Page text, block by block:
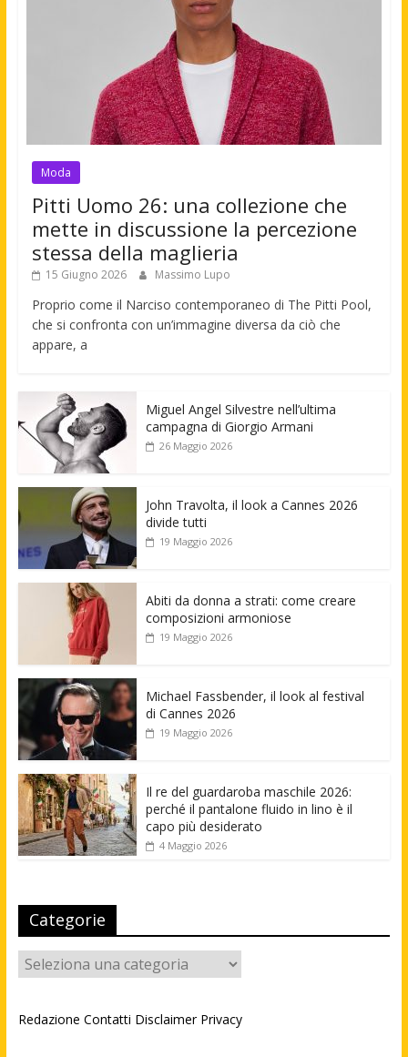
Moda
Pitti Uomo 26: una collezione che
mette in discussione la percezione
stessa della maglieria
15 Giugno 2026 Massimo Lupo
Proprio come il Narciso contemporaneo di The Pitti Pool,
che si confronta con un’immagine diversa da ciò che
appare, a
Miguel Angel Silvestre nell’ultima
campagna di Giorgio Armani
26 Maggio 2026
John Travolta, il look a Cannes 2026
divide tutti
19 Maggio 2026
Abiti da donna a strati: come creare
composizioni armoniose
19 Maggio 2026
Michael Fassbender, il look al festival
di Cannes 2026
19 Maggio 2026
Il re del guardaroba maschile 2026:
perché il pantalone fluido in lino è il
capo più desiderato
4 Maggio 2026
Categorie
Categorie
Redazione Contatti Disclaimer Privacy